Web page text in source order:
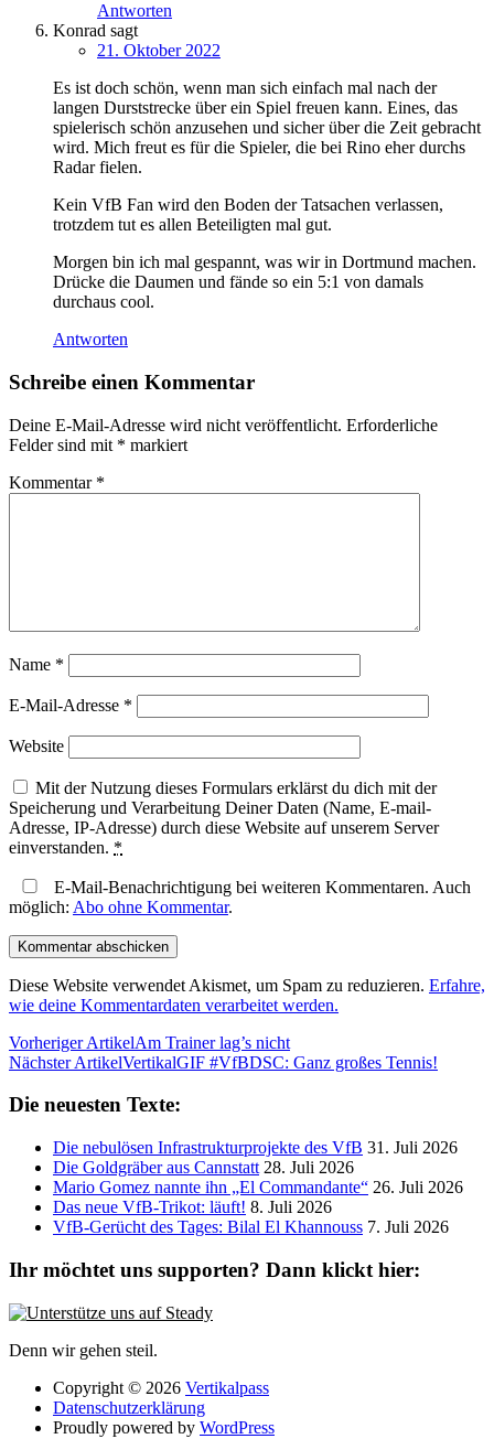
Antworten
Konrad sagt
21. Oktober 2022
Es ist doch schön, wenn man sich einfach mal nach der
langen Durststrecke über ein Spiel freuen kann. Eines, das
spielerisch schön anzusehen und sicher über die Zeit gebracht
wird. Mich freut es für die Spieler, die bei Rino eher durchs
Radar fielen.
Kein VfB Fan wird den Boden der Tatsachen verlassen,
trotzdem tut es allen Beteiligten mal gut.
Morgen bin ich mal gespannt, was wir in Dortmund machen.
Drücke die Daumen und fände so ein 5:1 von damals
durchaus cool.
Antworten
Schreibe einen Kommentar
Deine E-Mail-Adresse wird nicht veröffentlicht. Erforderliche
Felder sind mit * markiert
Kommentar *
Name *
E-Mail-Adresse *
Website
Mit der Nutzung dieses Formulars erklärst du dich mit der
Speicherung und Verarbeitung Deiner Daten (Name, E-mail-
Adresse, IP-Adresse) durch diese Website auf unserem Server
einverstanden. *
E-Mail-Benachrichtigung bei weiteren Kommentaren. Auch
möglich: Abo ohne Kommentar.
Diese Website verwendet Akismet, um Spam zu reduzieren. Erfahre,
wie deine Kommentardaten verarbeitet werden.
Vorheriger ArtikelAm Trainer lag’s nicht
Nächster ArtikelVertikalGIF #VfBDSC: Ganz großes Tennis!
Die neuesten Texte:
Die nebulösen Infrastrukturprojekte des VfB 31. Juli 2026
Die Goldgräber aus Cannstatt 28. Juli 2026
Mario Gomez nannte ihn „El Commandante“ 26. Juli 2026
Das neue VfB-Trikot: läuft! 8. Juli 2026
VfB-Gerücht des Tages: Bilal El Khannouss 7. Juli 2026
Ihr möchtet uns supporten? Dann klickt hier:
Denn wir gehen steil.
Copyright © 2026 Vertikalpass
Datenschutzerklärung
Proudly powered by WordPress